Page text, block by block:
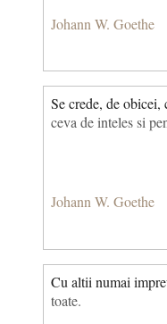
Johann W. Goethe
Se crede, de obicei,
ceva de inteles si
Johann W. Goethe
Cu altii numai
toate.